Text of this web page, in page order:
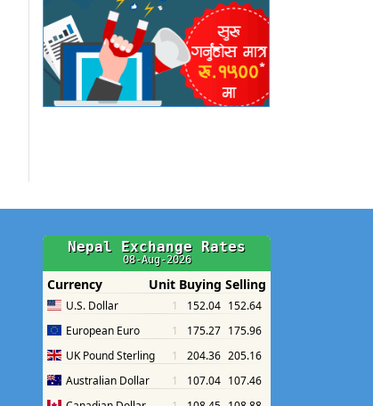
साउनको आगमनसँगै
हरियो चुरा र पोतेले सजिए
बजार, किन्नेको लाग्यो…